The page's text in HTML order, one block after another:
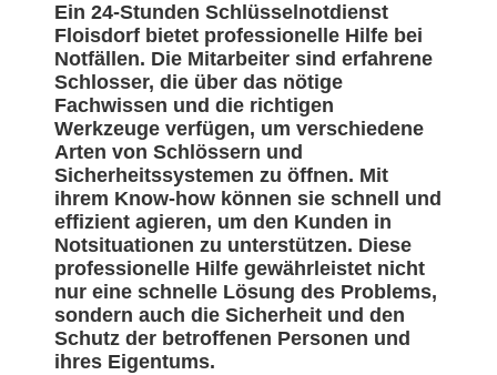
Ein 24-Stunden Schlüsselnotdienst
Floisdorf bietet professionelle Hilfe bei
Notfällen. Die Mitarbeiter sind erfahrene
Schlosser, die über das nötige
Fachwissen und die richtigen
Werkzeuge verfügen, um verschiedene
Arten von Schlössern und
Sicherheitssystemen zu öffnen. Mit
ihrem Know-how können sie schnell und
effizient agieren, um den Kunden in
Notsituationen zu unterstützen. Diese
professionelle Hilfe gewährleistet nicht
nur eine schnelle Lösung des Problems,
sondern auch die Sicherheit und den
Schutz der betroffenen Personen und
ihres Eigentums.